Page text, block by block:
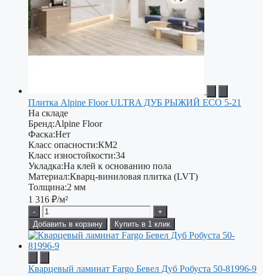
Плитка Alpine Floor ULTRA ДУБ РЫЖИЙ ECO 5-21
На складе
Бренд:Alpine Floor
Фаска:Нет
Класс опасности:КМ2
Класс изностойкости:34
Укладка:На клей к основанию пола
Материал:Кварц-виниловая плитка (LVT)
Толщина:2 мм
1 316 ₽/м²
-
+
Добавить в корзину
Купить в 1 клик
Кварцевый ламинат Fargo Бевел Дуб Робуста 50-81996-9